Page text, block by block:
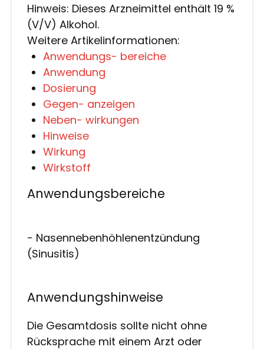
Hinweis: Dieses Arzneimittel enthält 19 %
(V/V) Alkohol.
Weitere Artikelinformationen:
Anwendungs- bereiche
Anwendung
Dosierung
Gegen- anzeigen
Neben- wirkungen
Hinweise
Wirkung
Wirkstoff
Anwendungsbereiche
- Nasennebenhöhlenentzündung
(Sinusitis)
Anwendungshinweise
Die Gesamtdosis sollte nicht ohne
Rücksprache mit einem Arzt oder